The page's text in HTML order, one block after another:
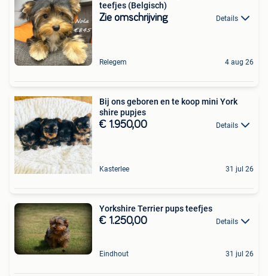
teefjes (Belgisch)
Zie omschrijving Details
Relegem 4 aug 26
Bij ons geboren en te koop mini York
shire pupjes
€ 1.950,00 Details
Kasterlee 31 jul 26
Yorkshire Terrier pups teefjes
€ 1.250,00 Details
Eindhout 31 jul 26